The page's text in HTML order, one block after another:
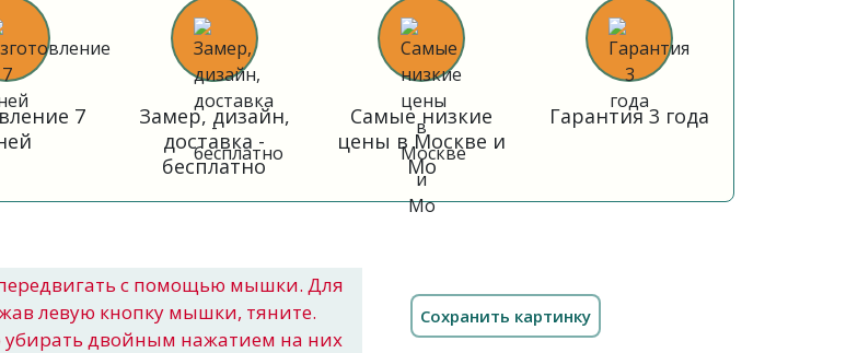
7
Замер, дизайн,
доставка -
бесплатно
Самые низкие
цены в Москве и
Мо
Гарантия 3 года
с помощью мышки. Для
левую кнопку мышки, тяните.
двойным нажатием на них